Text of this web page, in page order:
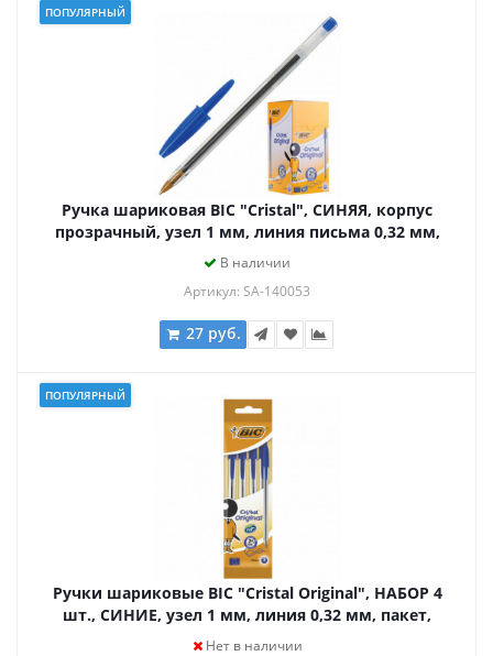
ПОПУЛЯРНЫЙ
Ручка шариковая BIC "Cristal", СИНЯЯ, корпус
прозрачный, узел 1 мм, линия письма 0,32 мм,
847898
В наличии
Артикул: SA-140053
27 руб.
ПОПУЛЯРНЫЙ
Ручки шариковые BIC "Cristal Original", НАБОР 4
шт., СИНИЕ, узел 1 мм, линия 0,32 мм, пакет,
Нет в наличии